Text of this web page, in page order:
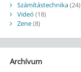
Számítástechnika(24)
Videó (18)
Zene(8)
Archívum